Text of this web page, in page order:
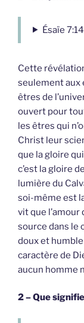
Ésaïe
Cette
seulement aux
êtres de
ouvert pour
les êtres qui
Christ leur
que la gloire
c’est la gloire
lumière du
soi-même est
vit que l’amour
source dans le
doux et
caractère de
aucun homme
2 – Que